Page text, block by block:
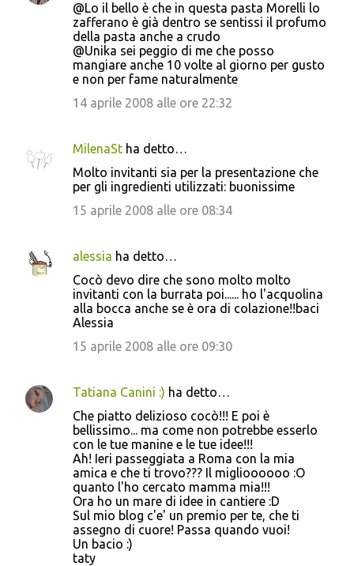
@Lo il bello è che in questa pasta Morelli lo
zafferano è già dentro se sentissi il profumo
della pasta anche a crudo
@Unika sei peggio di me che posso
mangiare anche 10 volte al giorno per gusto
e non per fame naturalmente
14 aprile 2008 alle ore 22:32
MilenaSt ha detto…
Molto invitanti sia per la presentazione che
per gli ingredienti utilizzati: buonissime
15 aprile 2008 alle ore 08:34
alessia ha detto…
Cocò devo dire che sono molto molto
invitanti con la burrata poi...... ho l'acquolina
alla bocca anche se è ora di colazione!!baci
Alessia
15 aprile 2008 alle ore 09:30
Tatiana Canini :) ha detto…
Che piatto delizioso cocò!!! E poi è
bellissimo... ma come non potrebbe esserlo
con le tue manine e le tue idee!!!
Ah! Ieri passeggiata a Roma con la mia
amica e che ti trovo??? Il miglioooooo :O
quanto l'ho cercato mamma mia!!!
Ora ho un mare di idee in cantiere :D
Sul mio blog c'e' un premio per te, che ti
assegno di cuore! Passa quando vuoi!
Un bacio :)
taty